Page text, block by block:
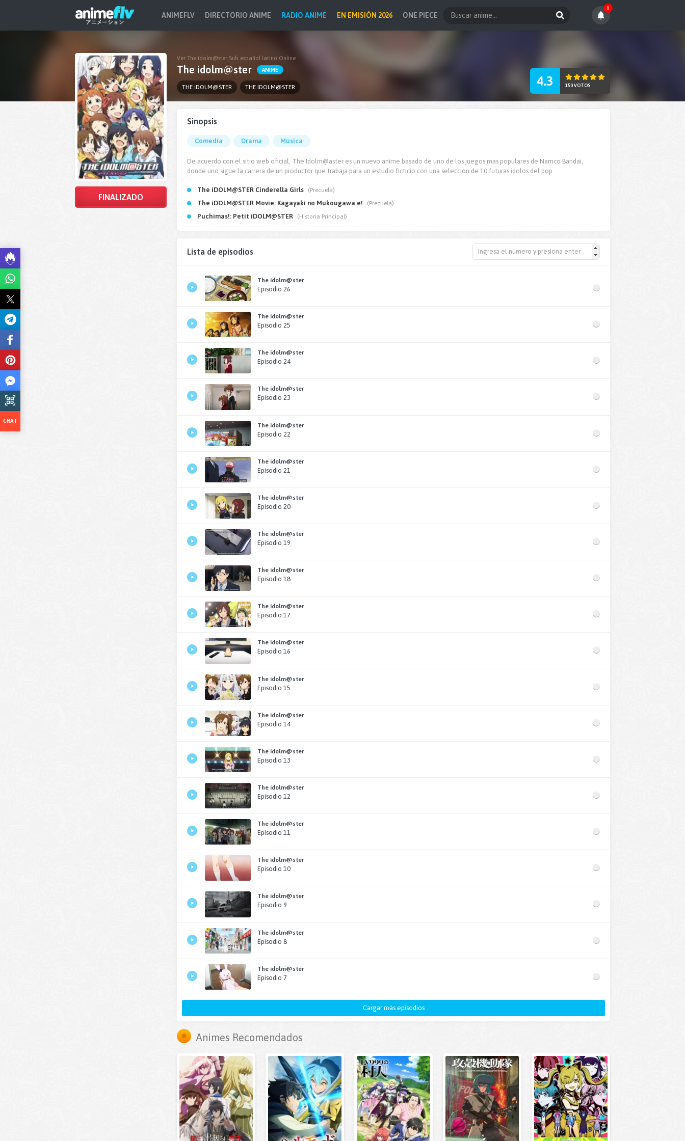
ANIMEFLV DIRECTORIO ANIME RADIO ANIME EN EMISIÓN 2026 ONE PIECE
1
Ver The idolm@ster Sub español latino Online
The idolm@ster ANIME
THE iDOLM@STER THE IDOLM@STER 4.3 150 VOTOS
FINALIZADO
Sinopsis
Comedia Drama Música
De acuerdo con el sitio web oficial, The Idolm@aster es un nuevo anime basado de uno de los juegos mas populares de Namco Bandai,
donde uno sigue la carrera de un productor que trabaja para un estudio ficticio con una selección de 10 futuras idolos del pop
The iDOLM@STER Cinderella Girls (Precuela)
The iDOLM@STER Movie: Kagayaki no Mukougawa e! (Precuela)
Puchimas!: Petit iDOLM@STER (Historia Principal)
Lista de episodios
The idolm@ster
Episodio 26
The idolm@ster
Episodio 25
The idolm@ster
Episodio 24
The idolm@ster
Episodio 23
The idolm@ster
Episodio 22
The idolm@ster
Episodio 21
The idolm@ster
Episodio 20
The idolm@ster
Episodio 19
The idolm@ster
Episodio 18
The idolm@ster
Episodio 17
The idolm@ster
Episodio 16
The idolm@ster
Episodio 15
The idolm@ster
Episodio 14
The idolm@ster
Episodio 13
The idolm@ster
Episodio 12
The idolm@ster
Episodio 11
The idolm@ster
Episodio 10
The idolm@ster
Episodio 9
The idolm@ster
Episodio 8
The idolm@ster
Episodio 7
Cargar más episodios
Animes Recomendados